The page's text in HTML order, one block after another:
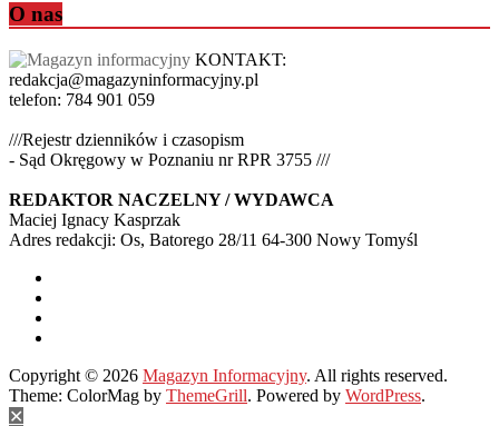
O nas
KONTAKT:
redakcja@magazyninformacyjny.pl
telefon: 784 901 059
///Rejestr dzienników i czasopism
- Sąd Okręgowy w Poznaniu nr RPR 3755 ///
REDAKTOR NACZELNY / WYDAWCA
Maciej Ignacy Kasprzak
Adres redakcji: Os, Batorego 28/11 64-300 Nowy Tomyśl
Copyright © 2026 Magazyn Informacyjny. All rights reserved.
Theme: ColorMag by ThemeGrill. Powered by WordPress.
✕